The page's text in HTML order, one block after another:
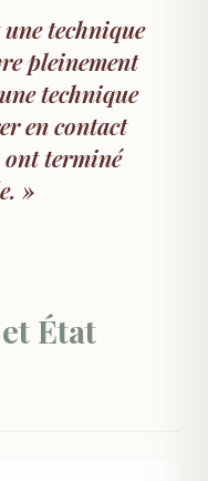
technique
pleinement
technique
en contact
ont terminé
»
État